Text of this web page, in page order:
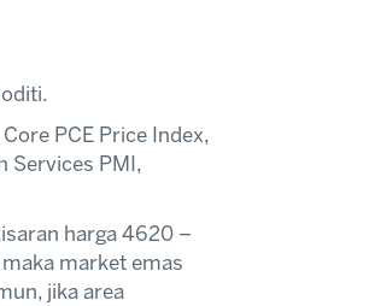
PCE Price Index,
Services PMI,
harga 4620 –
market emas
jika area